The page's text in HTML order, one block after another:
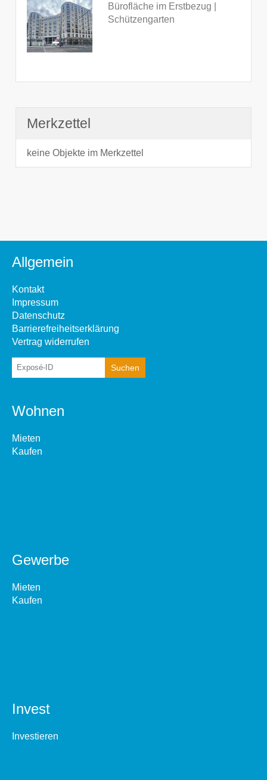
Bürofläche im Erstbezug |
Schützengarten
Merkzettel
keine Objekte im Merkzettel
Allgemein
Kontakt
Impressum
Datenschutz
Barrierefreiheitserklärung
Vertrag widerrufen
Wohnen
Mieten
Kaufen
Gewerbe
Mieten
Kaufen
Invest
Investieren